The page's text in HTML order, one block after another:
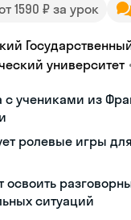
1590 ₽ за урок
университет
с учениками из
ролевые игры
освоить
ситуаций